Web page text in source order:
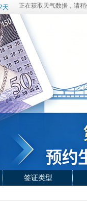
天
签证类型